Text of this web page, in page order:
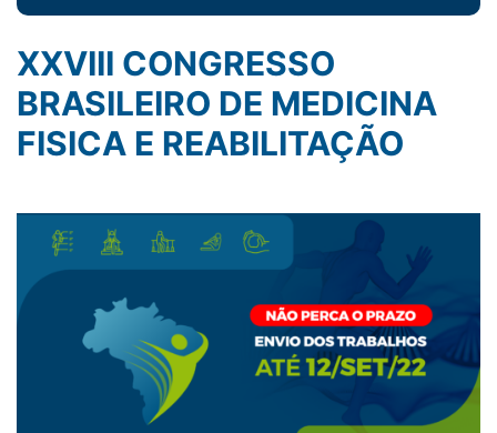
XXVIII CONGRESSO
BRASILEIRO DE MEDICINA
FISICA E REABILITAÇÃO